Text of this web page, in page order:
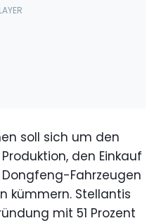
soll sich um den
den Einkauf
Fahrzeugen
kümmern. Stellantis
mit 51 Prozent